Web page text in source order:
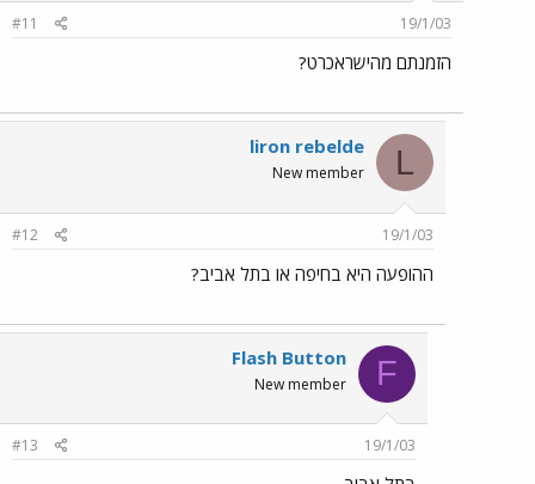
19/1/03
#11
הזמנתם מהישראכרט?
L
liron rebelde
New member
19/1/03
#12
ההופעה היא בחיפה או בתל אביב?
F
Flash Button
New member
19/1/03
#13